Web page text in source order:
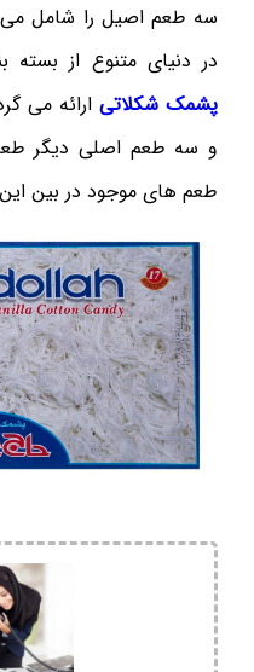
سه طعم اصیل را شامل می
در دنیای متنوع از
پشمک شکلاتی ارائه می
و سه طعم اصلی دیگر
طعم های موجود در بین